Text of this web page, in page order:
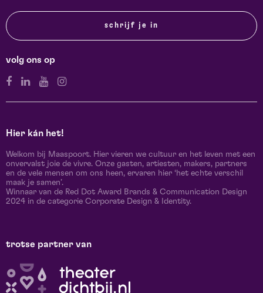
schrijf je in
volg ons op
Hier kán het!
Welkom bij Maaspoort. Hier vieren we cultuur en het leven met een
onvervalst joie de vivre. Onze gasten, artiesten, makers, partners
en de vele mensen om ons heen, ervaren hier ‘het echte verschil
maak je samen’.
Winnaar van de Red Dot Award Brands & Communication Design
2024 in de categorie Corporate Design & Identity.
trotse partner van